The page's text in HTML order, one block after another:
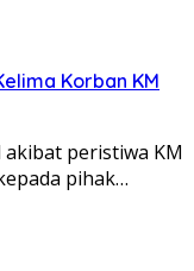
Korban KM
akibat peristiwa KM
pihak…